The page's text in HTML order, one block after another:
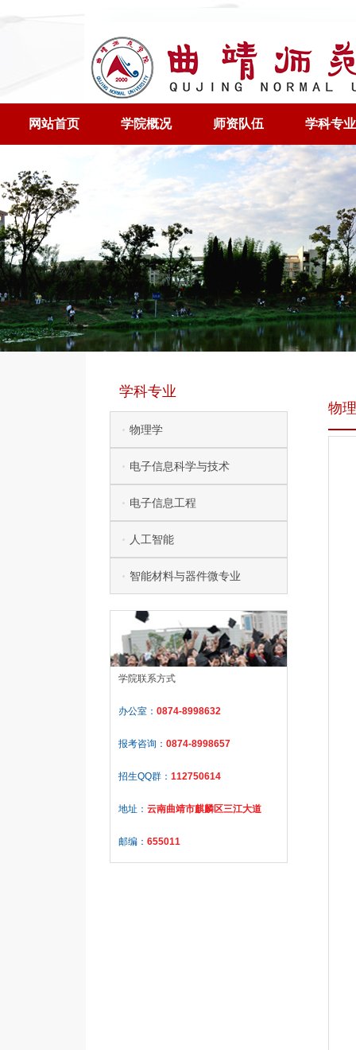
网站首页 学院概况 师资队伍 学科专业
学科专业
物理学
电子信息科学与技术
电子信息工程
人工智能
智能材料与器件微专业
学院联系方式
办公室： 0874-8998632
报考咨询： 0874-8998657
招生QQ群： 112750614
地址： 云南曲靖市麒麟区三江大道
邮编： 655011
物